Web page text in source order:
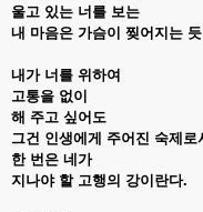
울고 있는 너를 보는
내 마음은 가슴이 찢어지는
내가 너를 위하여
고통을 없이
해 주고 싶어도
그건 인생에게 주어진 숙제로
한 번은 네가
지나야 할 고행의 강이란다.